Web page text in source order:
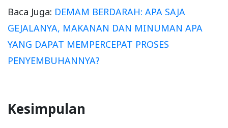
Baca Juga: DEMAM BERDARAH: APA SAJA
GEJALANYA, MAKANAN DAN MINUMAN APA
YANG DAPAT MEMPERCEPAT PROSES
PENYEMBUHANNYA?
Kesimpulan